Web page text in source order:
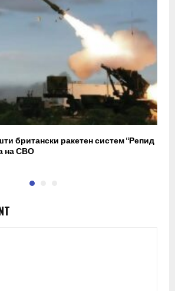
британски ракетен систем “Репид
на СВО